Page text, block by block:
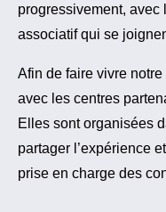
progressivement,
associatif qui se
Afin de faire vivre
avec les centres
Elles sont organisées
partager l’expérience
prise en charge des